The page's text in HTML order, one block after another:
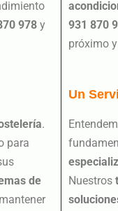
978 y
931 870
próximo
.
para
de
Un
Nuestros